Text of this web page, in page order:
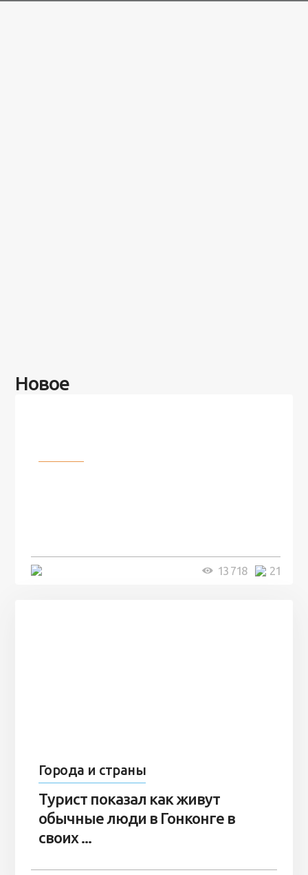
Новое
21
13 718
Города и страны
Турист показал как живут
обычные люди в Гонконге в
своих ...